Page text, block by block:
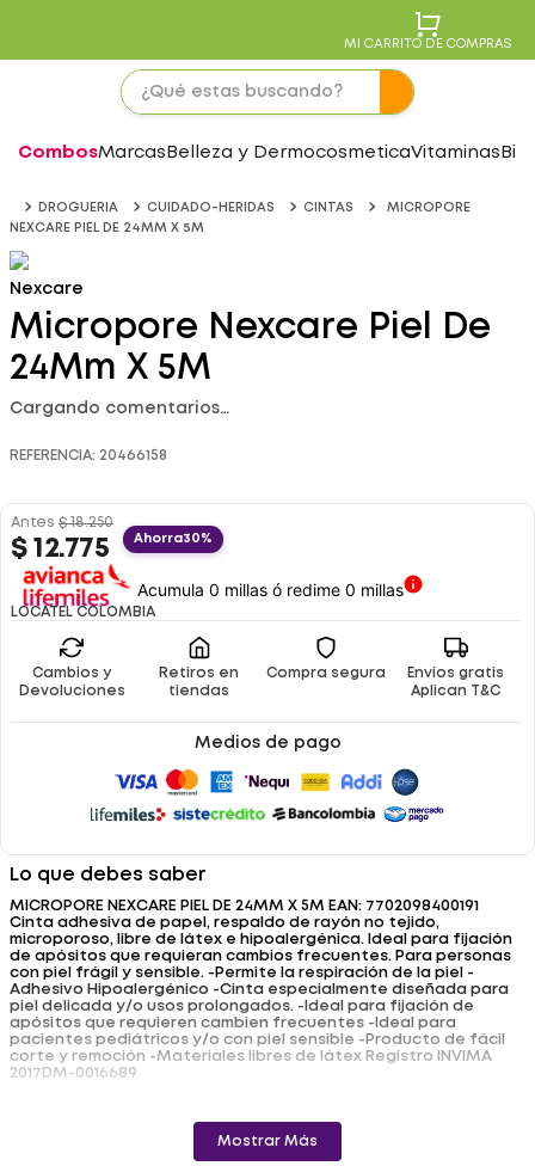
MI CARRITO DE COMPRAS
CombosMarcas Belleza y DermocosmeticaVitaminas
DROGUERIA CUIDADO-HERIDAS CINTAS
MICROPORE
NEXCARE PIEL DE 24MM X 5M
Nexcare
Micropore Nexcare Piel De
24Mm X 5M
Cargando comentarios…
REFERENCIA: 20466158
Antes $ 18.250
$ 12.775 Ahorra30%
Acumula 0 millas ó redime 0 millas
LOCATEL COLOMBIA
Cambios y
Devoluciones
Retiros en
tiendas
Compra segura
Envíos gratis
Aplican T&C
Medios de pago
Lo que debes saber
MICROPORE NEXCARE PIEL DE 24MM X 5M EAN: 7702098400191
Cinta adhesiva de papel, respaldo de rayón no tejido,
microporoso, libre de látex e hipoalergénica. Ideal para fijación
de apósitos que requieran cambios frecuentes. Para personas
con piel frágil y sensible. -Permite la respiración de la piel -
Adhesivo Hipoalergénico -Cinta especialmente diseñada para
piel delicada y/o usos prolongados. -Ideal para fijación de
apósitos que requieren cambien frecuentes -Ideal para
pacientes pediátricos y/o con piel sensible -Producto de fácil
corte y remoción -Materiales libres de látex Registro INVIMA
2017DM-0016689
Mostrar Más